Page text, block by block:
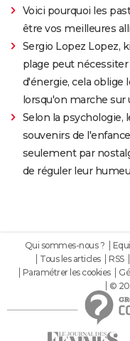
Voici pourquoi les
être vos meilleures
Sergio Lopez Lopez,
plage peut
d'énergie, cela oblige
lorsqu'on marche sur
Selon la psychologie,
souvenirs de
seulement par
de réguler leur
Qui sommes-nous ?
Tous les articles
RSS
Paramétrer les cookies
©